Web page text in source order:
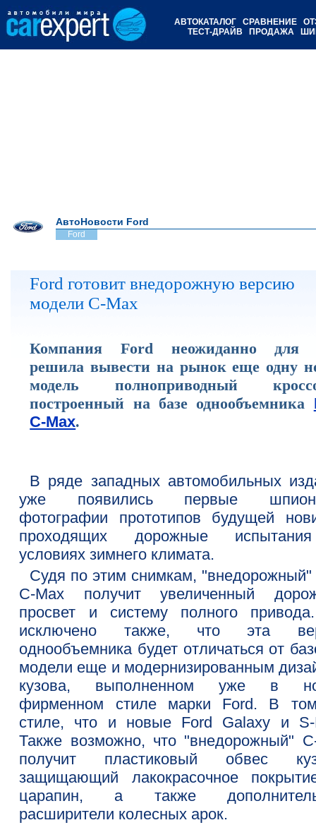
АВТОКАТАЛОГ СРАВНЕНИЕ
ТЕСТ-ДРАЙВ
ПРОДАЖА
АвтоНовости Ford
Ford
Ford готовит внедорожную версию
модели C-Max
Компания Ford неожиданно для
решила вывести на рынок еще одну
модель полноприводный
построенный на базе однообъемника
C-Max.
В ряде западных автомобильных
уже появились первые
фотографии прототипов будущей
проходящих дорожные
условиях зимнего климата.
Судя по этим снимкам, "внедорожный"
C-Max получит увеличенный
просвет и систему полного
исключено также, что эта
однообъемника будет отличаться от
модели еще и модернизированным
кузова, выполненном уже в
фирменном стиле марки Ford. В
стиле, что и новые Ford Galaxy и S-
Также возможно, что "внедорожный"
получит пластиковый обвес
защищающий лакокрасочное
царапин, а также
расширители колесных арок.